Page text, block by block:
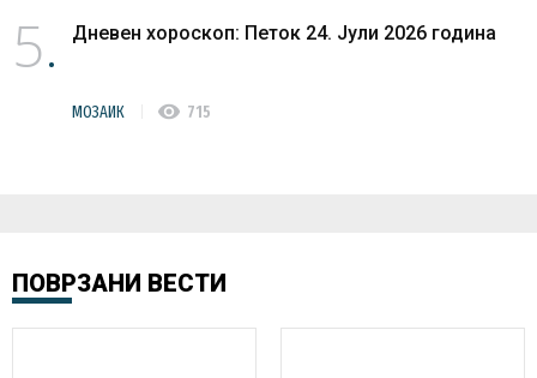
5 Дневен хороскоп: Петок 24. Јули 2026 година
МОЗАИК visibility 715
ПОВРЗАНИ ВЕСТИ